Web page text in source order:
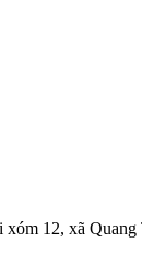
12, xã